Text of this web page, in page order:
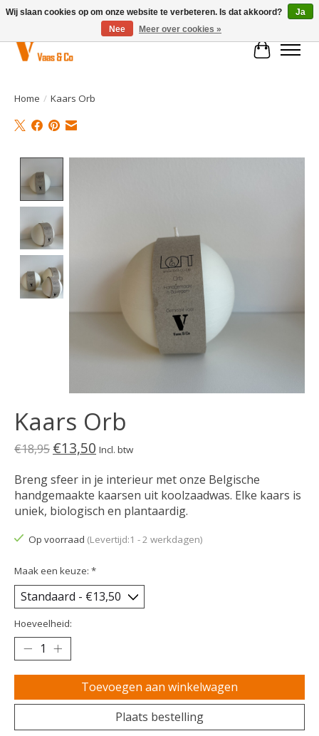
Home / Kaars Orb
Kaars Orb
€18,95 €13,50 Incl. btw
Breng sfeer in je interieur met onze Belgische
handgemaakte kaarsen uit koolzaadwas. Elke kaars is
uniek, biologisch en plantaardig.
Op voorraad (Levertijd:1 - 2 werkdagen)
Maak een keuze: *
Hoeveelheid:
Toevoegen aan winkelwagen
Plaats bestelling
Wij slaan cookies op om onze website te verbeteren. Is dat akkoord?
Ja
Nee
Meer over cookies »